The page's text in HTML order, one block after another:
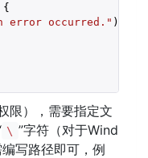
{
error occurred." );
限），需要指定文
\ ”字符（对于Wind
写路径即可，例